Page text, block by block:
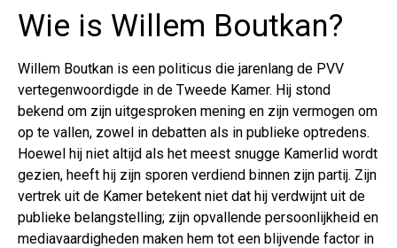
Wie is Willem Boutkan?
Willem Boutkan is een politicus die jarenlang de PVV
vertegenwoordigde in de Tweede Kamer. Hij stond
bekend om zijn uitgesproken mening en zijn vermogen om
op te vallen, zowel in debatten als in publieke optredens.
Hoewel hij niet altijd als het meest snugge Kamerlid wordt
gezien, heeft hij zijn sporen verdiend binnen zijn partij. Zijn
vertrek uit de Kamer betekent niet dat hij verdwijnt uit de
publieke belangstelling; zijn opvallende persoonlijkheid en
mediavaardigheden maken hem tot een blijvende factor in